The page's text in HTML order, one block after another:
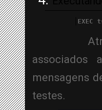
associados
mensagens
testes.